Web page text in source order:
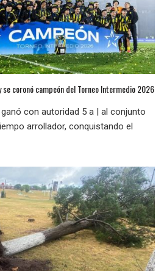
se coronó campeón del Torneo Intermedio 2026
con autoridad 5 a | al conjunto
arrollador, conquistando el